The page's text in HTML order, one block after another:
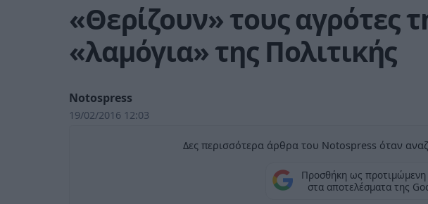
«Θερίζουν» τους αγρότες
«λαμόγια» της Πολιτικής
Notospress
19/02/2016 12:03
Δες περισσότερα άρθρα του Notospress όταν
Προσθήκη ως προτιμώμενη
στα αποτελέσματα της